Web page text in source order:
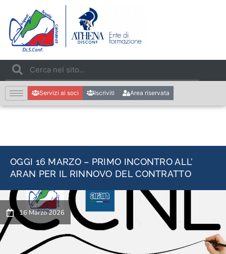
Servizi ai soci Iscriviti Area riservata
OGGI 16 MARZO – PRIMO INCONTRO ALL’
ARAN PER IL RINNOVO DEL CONTRATTO
16 Marzo 2026